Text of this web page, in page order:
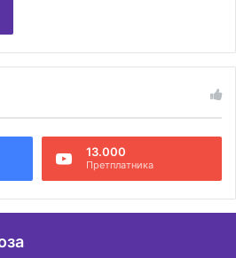
13.000
Претплатника